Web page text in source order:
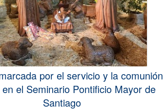
por el servicio y la comunión
el Seminario Pontificio Mayor de
Santiago